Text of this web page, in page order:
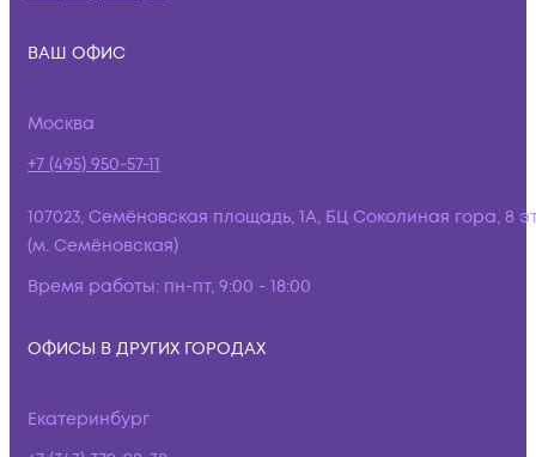
ВАШ ОФИС
Москва
+7 (495) 950-57-11
107023, Семёновская площадь, 1А, БЦ Соколиная гора, 8
(м. Семёновская)
Время работы: пн-пт, 9:00 - 18:00
ОФИСЫ В ДРУГИХ ГОРОДАХ
Екатеринбург